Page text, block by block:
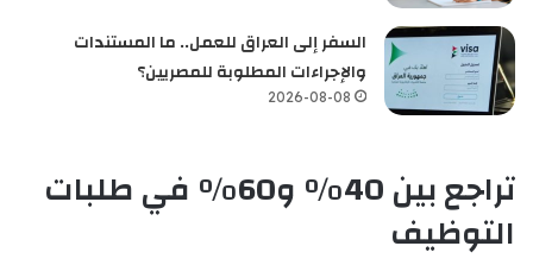
السفر إلى العراق للعمل.. ما المستندات
والإجراءات المطلوبة للمصريين؟
2026-08-08
تراجع بين 40% و60% في طلبات
التوظيف